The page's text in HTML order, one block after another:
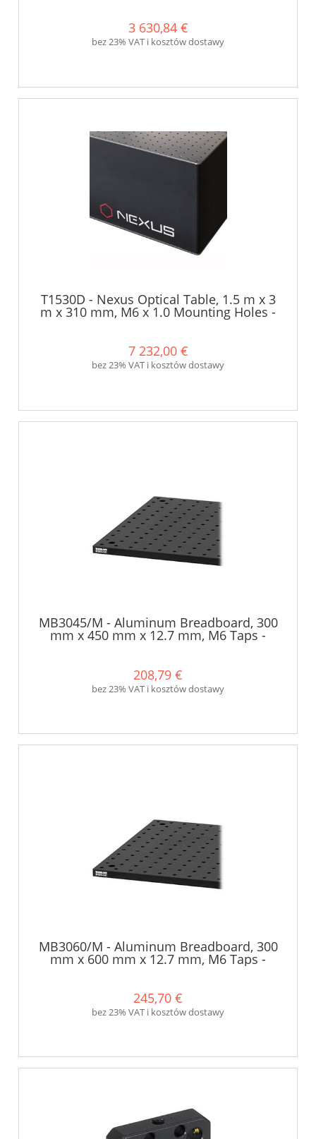
3 630,84 €
bez 23% VAT i kosztów dostawy
T1530D - Nexus Optical Table, 1.5 m x 3
m x 310 mm, M6 x 1.0 Mounting Holes -
7 232,00 €
bez 23% VAT i kosztów dostawy
MB3045/M - Aluminum Breadboard, 300
mm x 450 mm x 12.7 mm, M6 Taps -
208,79 €
bez 23% VAT i kosztów dostawy
MB3060/M - Aluminum Breadboard, 300
mm x 600 mm x 12.7 mm, M6 Taps -
245,70 €
bez 23% VAT i kosztów dostawy